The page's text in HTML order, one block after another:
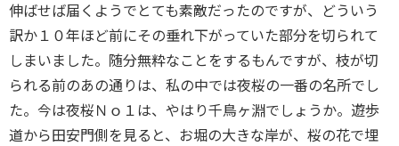
伸ばせば届くようでとても素敵だったのですが、どういう
訳か１０年ほど前にその垂れ下がっていた部分を切られて
しまいました。随分無粋なことをするもんですが、枝が切
られる前のあの通りは、私の中では夜桜の一番の名所でし
た。今は夜桜Ｎｏ１は、やはり千鳥ヶ淵でしょうか。遊歩
道から田安門側を見ると、お堀の大きな岸が、桜の花で埋